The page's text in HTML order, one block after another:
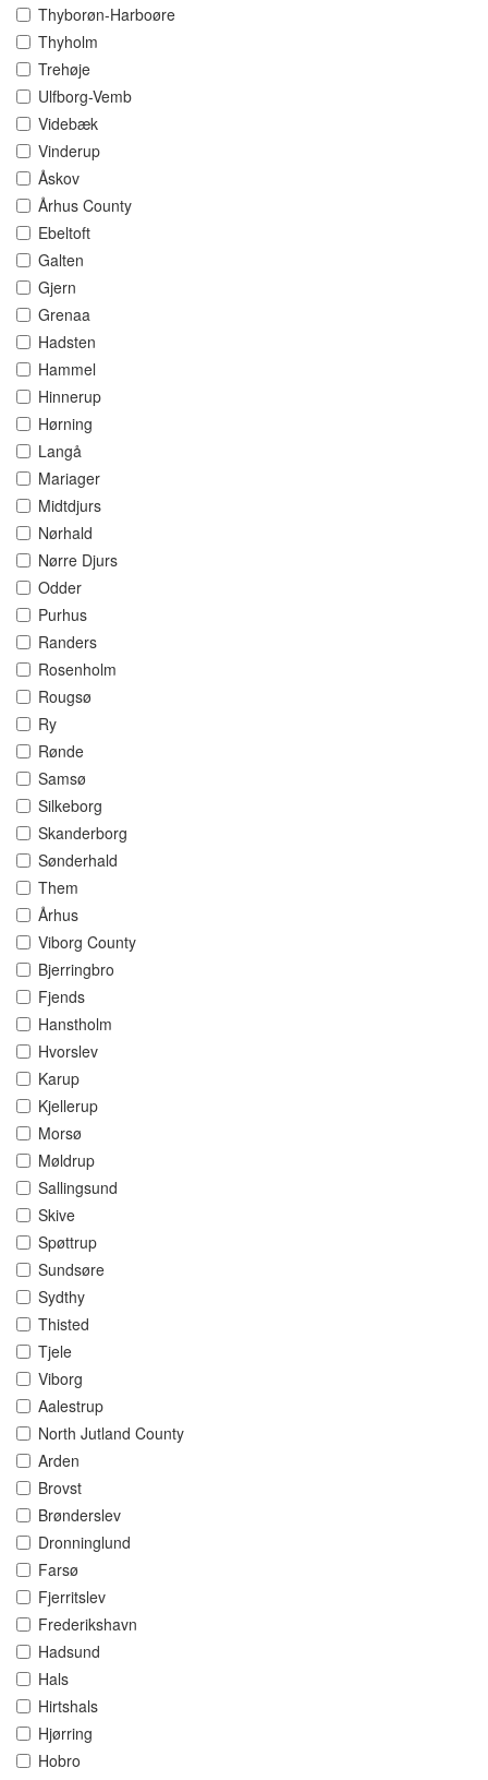
Thyborøn-Harboøre
Thyholm
Trehøje
Ulfborg-Vemb
Videbæk
Vinderup
Åskov
Århus County
Ebeltoft
Galten
Gjern
Grenaa
Hadsten
Hammel
Hinnerup
Hørning
Langå
Mariager
Midtdjurs
Nørhald
Nørre Djurs
Odder
Purhus
Randers
Rosenholm
Rougsø
Ry
Rønde
Samsø
Silkeborg
Skanderborg
Sønderhald
Them
Århus
Viborg County
Bjerringbro
Fjends
Hanstholm
Hvorslev
Karup
Kjellerup
Morsø
Møldrup
Sallingsund
Skive
Spøttrup
Sundsøre
Sydthy
Thisted
Tjele
Viborg
Aalestrup
North Jutland County
Arden
Brovst
Brønderslev
Dronninglund
Farsø
Fjerritslev
Frederikshavn
Hadsund
Hals
Hirtshals
Hjørring
Hobro